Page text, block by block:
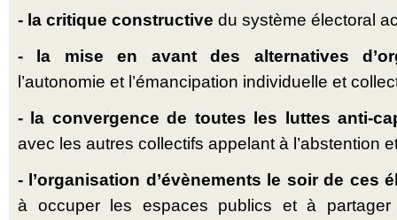
- la critique constructive du système électoral
- la mise en avant des alternatives
l’autonomie et l’émancipation individuelle et
- la convergence de toutes les luttes anti-
avec les autres collectifs appelant à l’abstention
- l’organisation d’évènements le soir de ces
à occuper les espaces publics et à